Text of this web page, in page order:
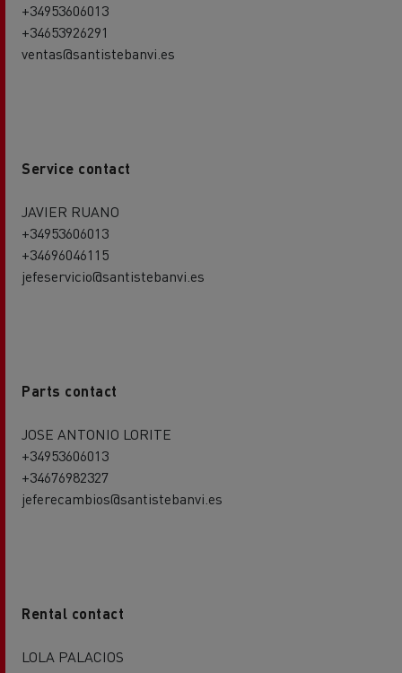
+34953606013
+34653926291
ventas@santistebanvi.es
Service contact
JAVIER RUANO
+34953606013
+34696046115
jefeservicio@santistebanvi.es
Parts contact
JOSE ANTONIO LORITE
+34953606013
+34676982327
jeferecambios@santistebanvi.es
Rental contact
LOLA PALACIOS